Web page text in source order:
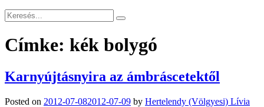
Címke: kék bolygó
Karnyújtásnyira az ámbráscetektől
Posted on 2012-07-082012-07-09 by Hertelendy (Völgyesi) Lívia